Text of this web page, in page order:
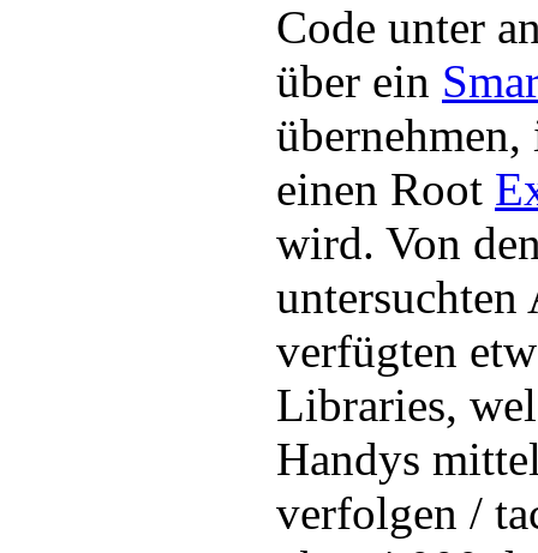
Code unter
über ein
einen Root
wird. Von
verfügten
Libraries,
Handys
verfolgen /